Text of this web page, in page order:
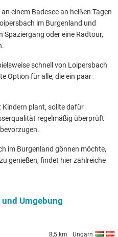
einem Badesee an heißen Tagen
im Burgenland und
Spaziergang oder eine Radtour,
schnell von Loipersbach
Option für alle, die ein paar
Kindern plant, sollte dafür
regelmäßig überprüft
im Burgenland gönnen möchte,
genießen, findet hier zahlreiche
Umgebung
8,5 km Ungarn